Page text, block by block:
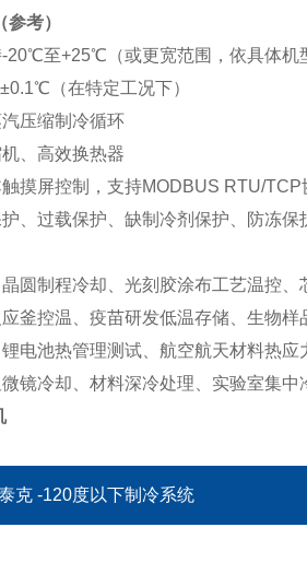
考）
-20℃至+25℃（或更宽范围，依具体机
（在特定工况下）
汽压缩制冷循环
机、高效换热器
触摸屏控制，支持MODBUS RTU/
护、过载保护、缺制冷剂保护、防冻
晶圆制程冷却、光刻胶涂布工艺温控
应釜控温、疫苗研发低温存储、生物
锂电池热管理测试、航空航天材料热
微镜冷却、材料深冷处理、实验室集中
克 -120度以下制冷系统